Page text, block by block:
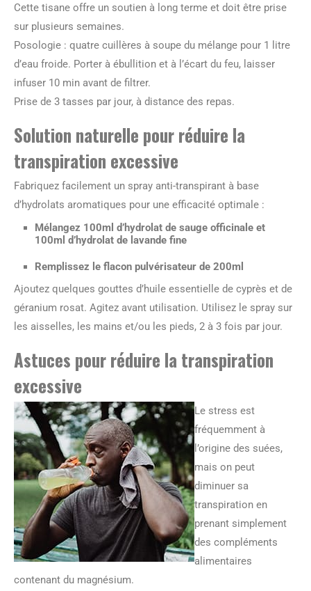
Cette tisane offre un soutien à long terme et doit être prise
sur plusieurs semaines.
Posologie : quatre cuillères à soupe du mélange pour 1 litre
d’eau froide. Porter à ébullition et à l’écart du feu, laisser
infuser 10 min avant de filtrer.
Prise de 3 tasses par jour, à distance des repas.
Solution naturelle pour réduire la
transpiration excessive
Fabriquez facilement un spray anti-transpirant à base
d’hydrolats aromatiques pour une efficacité optimale :
Mélangez 100ml d’hydrolat de sauge officinale et
100ml d’hydrolat de lavande fine
Remplissez le flacon pulvérisateur de 200ml
Ajoutez quelques gouttes d’huile essentielle de cyprès et de
géranium rosat. Agitez avant utilisation. Utilisez le spray sur
les aisselles, les mains et/ou les pieds, 2 à 3 fois par jour.
Astuces pour réduire la transpiration
excessive
Le stress est
fréquemment à
l’origine des suées,
mais on peut
diminuer sa
transpiration en
prenant simplement
des compléments
alimentaires
contenant du magnésium.